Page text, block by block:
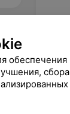
обеспечения
сбора